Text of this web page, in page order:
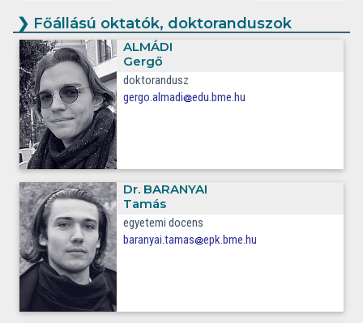
❯ Főállású oktatók, doktoranduszok
ALMÁDI
Gergő
doktorandusz
gergo.almadi
edu.bme.hu
Dr. BARANYAI
Tamás
egyetemi docens
baranyai.tamas
epk.bme.hu